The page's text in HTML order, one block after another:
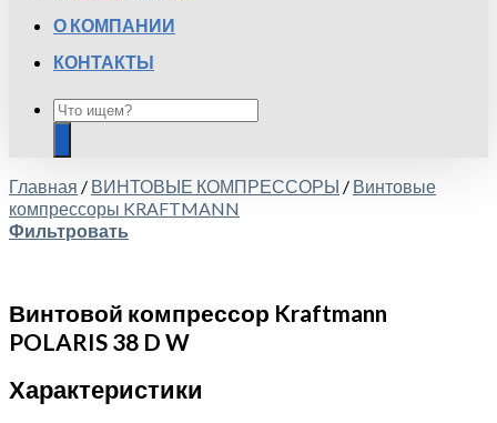
О КОМПАНИИ
КОНТАКТЫ
Главная / ВИНТОВЫЕ КОМПРЕССОРЫ / Винтовые
компрессоры KRAFTMANN
Фильтровать
Винтовой компрессор Kraftmann
POLARIS 38 D W
Характеристики